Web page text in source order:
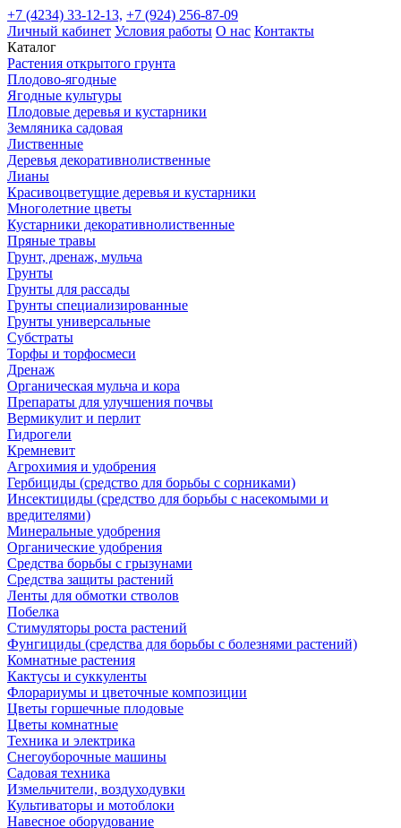
+7 (4234) 33-12-13, +7 (924) 256-87-09
Личный кабинет Условия работы О нас Контакты
Каталог
Растения открытого грунта
Плодово-ягодные
Ягодные культуры
Плодовые деревья и кустарники
Земляника садовая
Лиственные
Деревья декоративнолиственные
Лианы
Красивоцветущие деревья и кустарники
Многолетние цветы
Кустарники декоративнолиственные
Пряные травы
Грунт, дренаж, мульча
Грунты
Грунты для рассады
Грунты специализированные
Грунты универсальные
Субстраты
Торфы и торфосмеси
Дренаж
Органическая мульча и кора
Препараты для улучшения почвы
Вермикулит и перлит
Гидрогели
Кремневит
Агрохимия и удобрения
Гербициды (средство для борьбы с сорниками)
Инсектициды (средство для борьбы с насекомыми и
вредителями)
Минеральные удобрения
Органические удобрения
Средства борьбы с грызунами
Средства защиты растений
Ленты для обмотки стволов
Побелка
Стимуляторы роста растений
Фунгициды (средства для борьбы с болезнями растений)
Комнатные растения
Кактусы и суккуленты
Флорариумы и цветочные композиции
Цветы горшечные плодовые
Цветы комнатные
Техника и электрика
Снегоуборочные машины
Садовая техника
Измельчители, воздуходувки
Культиваторы и мотоблоки
Навесное оборудование